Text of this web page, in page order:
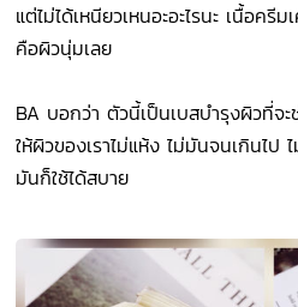
แต่ไม่ได้เหนียวเหนอะอะไรนะ เนื้อครี
คือผิวนุ่มเลย
BA บอกว่า ตัวนี้เป็นเบสบำรุงผิวที่จ
ให้ผิวของเราไม่แห้ง ไม่มันจนเกินไ
มันก็ใช้ได้สบาย